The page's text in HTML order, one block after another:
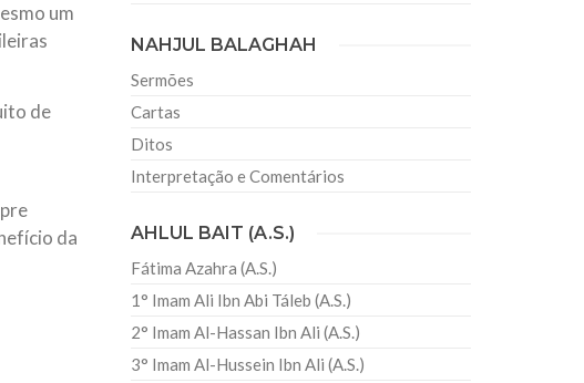
um
de
da
NAHJUL BALAGHAH
Sermões
Cartas
Ditos
Interpretação e Comentários
AHLUL BAIT (A.S.)
Fátima Azahra (A.S.)
1° Imam Ali Ibn Abi Táleb (A.S.)
2° Imam Al-Hassan Ibn Ali (A.S.)
3° Imam Al-Hussein Ibn Ali (A.S.)